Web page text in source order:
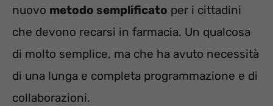
nuovo metodo semplificato per i cittadini
che devono recarsi in farmacia. Un qualcosa
di molto semplice, ma che ha avuto necessità
di una lunga e completa programmazione e di
collaborazioni.